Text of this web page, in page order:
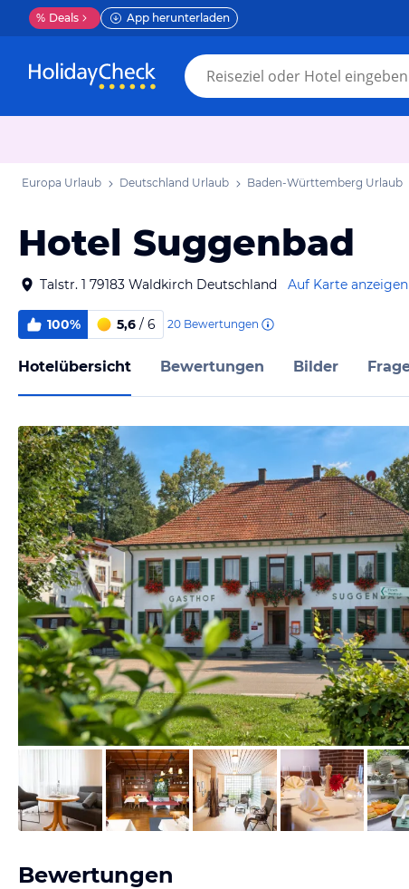
% Deals App herunterladen
Europa Urlaub Deutschland Urlaub Baden-Württemberg Urlaub
Hotel Suggenbad
Talstr. 1 79183 Waldkirch Deutschland Auf Karte anzeigen
100% 5,6 / 6 20 Bewertungen
Hotelübersicht Bewertungen Bilder
vom Hotelier, Oktober 2013
Bewertungen